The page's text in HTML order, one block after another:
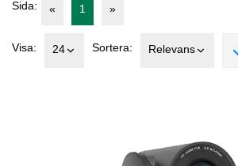
Sida: « 1 »
Visa: 24 Sortera: Relevans